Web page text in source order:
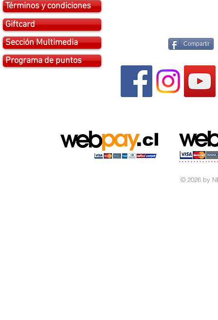
Términos y condiciones
Giftcard
Sección Multimedia
Programa de puntos
Compartir
© 2026 by